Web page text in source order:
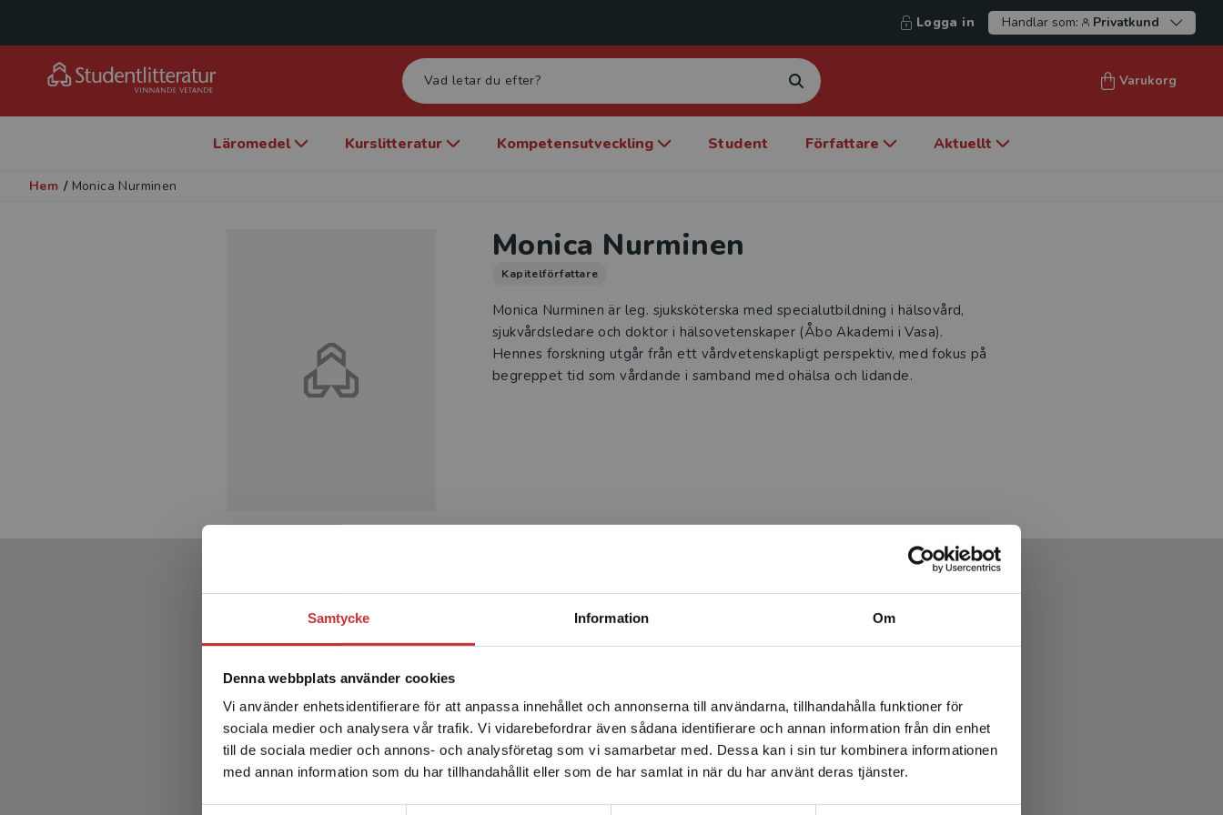
Samtycke Information Om
Denna webbplats använder cookies
Vi använder enhetsidentifierare för att anpassa innehållet och annonserna till användarna, tillhandahålla funktioner för
sociala medier och analysera vår trafik. Vi vidarebefordrar även sådana identifierare och annan information från din enhet
till de sociala medier och annons- och analysföretag som vi samarbetar med. Dessa kan i sin tur kombinera informationen
med annan information som du har tillhandahållit eller som de har samlat in när du har använt deras tjänster.
Begränsad fraktregion
Det verkar som att du besöker studentlitteratur.se via en
enhet utanför Sverige. Vi erbjuder inte leveranser utanför
Sverige. För att kunna slutföra ett köp måste
leveransadressen vara i Sverige.Läs mer
Logga in Handlar som: Privatkund
Varukorg
Läromedel Kurslitteratur Kompetensutveckling Student Författare Aktuellt
Hem / Monica Nurminen
Monica Nurminen
Kapitelförfattare
Monica Nurminen är leg. sjuksköterska med specialutbildning i hälsovård,
sjukvårdsledare och doktor i hälsovetenskaper (Åbo Akademi i Vasa).
Hennes forskning utgår från ett vårdvetenskapligt perspektiv, med fokus på
begreppet tid som vårdande i samband med ohälsa och lidande.
Produkter